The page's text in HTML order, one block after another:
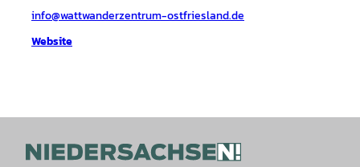
info@wattwanderzentrum-ostfriesland.de
Website